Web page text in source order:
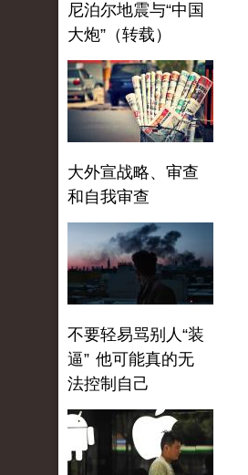
尼泊尔地震与“中国
大炮”（转载）
大外宣战略、审查
和自我审查
不要轻易骂别人“装
逼” 他可能真的无
法控制自己